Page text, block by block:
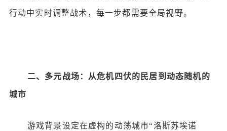
行动中实时调整战术，每一步都需要全局视野。
二、多元战场：从危机四伏的民居到动态随机的
城市
游戏背景设定在虚构的动荡城市“洛斯苏埃诺